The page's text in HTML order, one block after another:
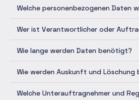
Welche personenbezogenen Daten
Wer ist Verantwortlicher oder
Wie lange werden Daten benötigt?
Wie werden Auskunft und Löschung
Welche Unterauftragnehmer und